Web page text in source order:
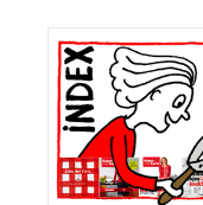
Primaire
Sidebar